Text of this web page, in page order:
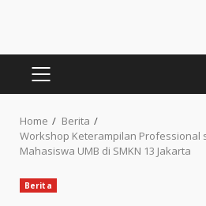
PRIMARY
Home
Berita
Workshop Keterampilan Professional
Mahasiswa UMB di SMKN 13 Jakarta
Berita